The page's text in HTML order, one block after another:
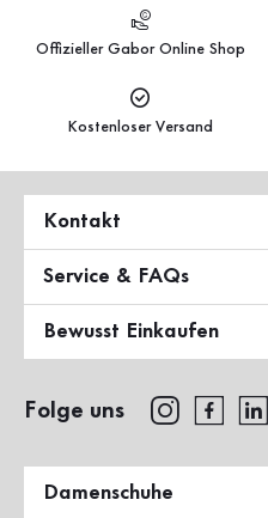
Offizieller Gabor Online Shop
Kostenloser Versand
Kontakt
Service & FAQs
Bewusst Einkaufen
Folge uns
Damenschuhe